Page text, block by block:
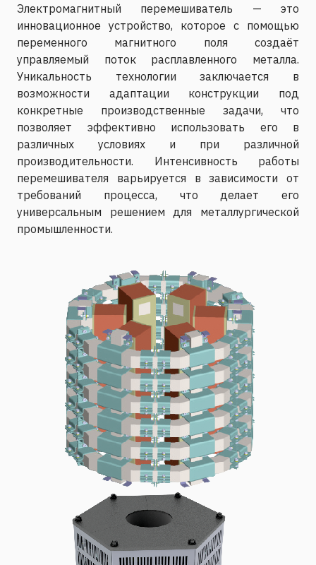
Электромагнитный перемешиватель — это
инновационное устройство, которое с помощью
переменного магнитного поля создаёт
управляемый поток расплавленного металла.
Уникальность технологии заключается в
возможности адаптации конструкции под
конкретные производственные задачи, что
позволяет эффективно использовать его в
различных условиях и при различной
производительности. Интенсивность работы
перемешивателя варьируется в зависимости от
требований процесса, что делает его
универсальным решением для металлургической
промышленности.